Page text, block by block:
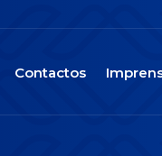
Contactos